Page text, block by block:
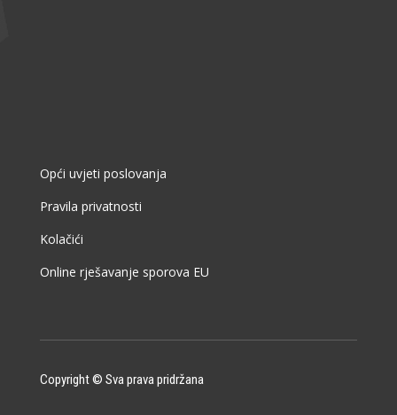
Opći uvjeti poslovanja
Pravila privatnosti
Kolačići
Online rješavanje sporova EU
Copyright © Sva prava pridržana